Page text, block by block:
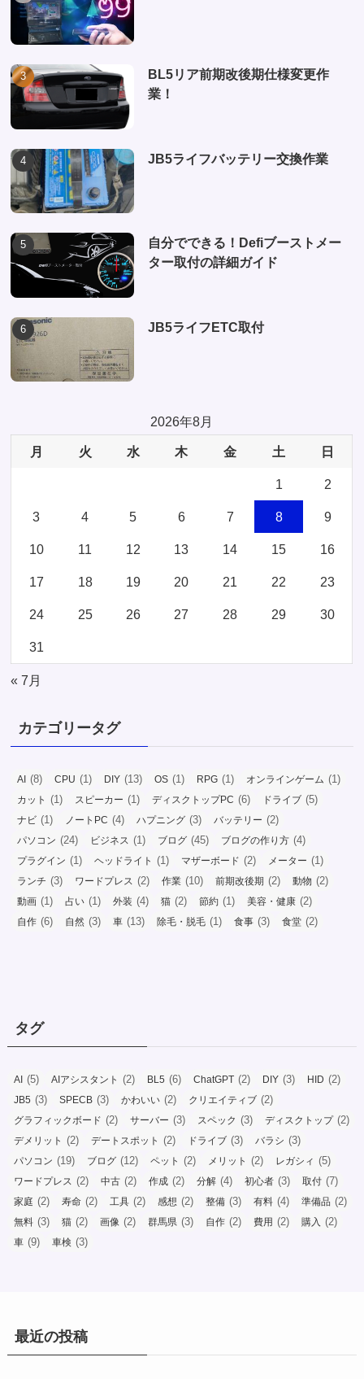
BL5リア前期改後期仕様変更作
業！
JB5ライフバッテリー交換作業
自分でできる！Defiブーストメー
ター取付の詳細ガイド
JB5ライフETC取付
2026年8月
月 火 水 木 金 土 日
1 2
3 4 5 6 7 8 9
10 11 12 13 14 15 16
17 18 19 20 21 22 23
24 25 26 27 28 29 30
31
« 7月
カテゴリータグ
AI (8) CPU (1) DIY (13) OS (1) RPG (1) オンラインゲーム (1)
カット (1) スピーカー (1) ディスクトップPC (6) ドライブ (5)
ナビ (1) ノートPC (4) ハプニング (3) バッテリー (2)
パソコン (24) ビジネス (1) ブログ (45) ブログの作り方 (4)
プラグイン (1) ヘッドライト (1) マザーボード (2) メーター (1)
ランチ (3) ワードプレス (2) 作業 (10) 前期改後期 (2) 動物 (2)
動画 (1) 占い (1) 外装 (4) 猫 (2) 節約 (1) 美容・健康 (2)
自作 (6) 自然 (3) 車 (13) 除毛・脱毛 (1) 食事 (3) 食堂 (2)
タグ
AI (5) AIアシスタント (2) BL5 (6) ChatGPT (2) DIY (3) HID (2)
JB5 (3) SPECB (3) かわいい (2) クリエイティブ (2)
グラフィックボード (2) サーバー (3) スペック (3) ディスクトップ(2)
デメリット (2) デートスポット (2) ドライブ (3) バラシ (3)
パソコン (19) ブログ (12) ペット (2) メリット (2) レガシィ (5)
ワードプレス (2) 中古 (2) 作成 (2) 分解 (4) 初心者 (3) 取付 (7)
家庭 (2) 寿命 (2) 工具 (2) 感想 (2) 整備 (3) 有料 (4) 準備品 (2)
無料 (3) 猫 (2) 画像 (2) 群馬県 (3) 自作 (2) 費用 (2) 購入 (2)
車 (9) 車検 (3)
最近の投稿